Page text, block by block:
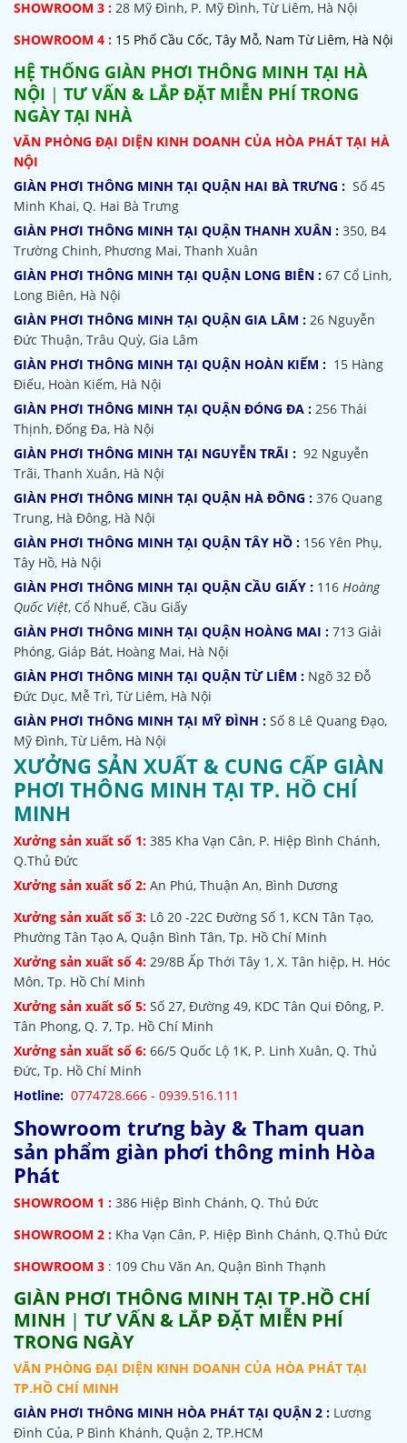
SHOWROOM 3 : 28 Mỹ Đình, P. Mỹ Đình, Từ Liêm, Hà Nội
SHOWROOM 4 : 15 Phố Cầu Cốc, Tây Mỗ, Nam Từ Liêm, Hà Nội
HỆ THỐNG GIÀN PHƠI THÔNG MINH TẠI HÀ
NỘI | TƯ VẤN & LẮP ĐẶT MIỄN PHÍ TRONG
NGÀY TẠI NHÀ
VĂN PHÒNG ĐẠI DIỆN KINH DOANH CỦA HÒA PHÁT TẠI HÀ
NỘI
GIÀN PHƠI THÔNG MINH TẠI QUẬN HAI BÀ TRƯNG : Số 45
Minh Khai, Q. Hai Bà Trưng
GIÀN PHƠI THÔNG MINH TẠI QUẬN THANH XUÂN : 350, B4
Trường Chinh, Phương Mai, Thanh Xuân
GIÀN PHƠI THÔNG MINH TẠI QUẬN LONG BIÊN : 67 Cổ Linh,
Long Biên, Hà Nội
GIÀN PHƠI THÔNG MINH TẠI QUẬN GIA LÂM : 26 Nguyễn
Đức Thuận, Trâu Quỳ, Gia Lâm
GIÀN PHƠI THÔNG MINH TẠI QUẬN HOÀN KIẾM : 15 Hàng
Điếu, Hoàn Kiếm, Hà Nội
GIÀN PHƠI THÔNG MINH TẠI QUẬN ĐÓNG ĐA : 256 Thái
Thịnh, Đống Đa, Hà Nội
GIÀN PHƠI THÔNG MINH TẠI NGUYỄN TRÃI : 92 Nguyễn
Trãi, Thanh Xuân, Hà Nội
GIÀN PHƠI THÔNG MINH TẠI QUẬN HÀ ĐÔNG : 376 Quang
Trung, Hà Đông, Hà Nội
GIÀN PHƠI THÔNG MINH TẠI QUẬN TÂY HỒ : 156 Yên Phụ,
Tây Hồ, Hà Nội
GIÀN PHƠI THÔNG MINH TẠI QUẬN CẦU GIẤY : 116 Hoàng
Quốc Việt, Cổ Nhuế, Cầu Giấy
GIÀN PHƠI THÔNG MINH TẠI QUẬN HOÀNG MAI : 713 Giải
Phóng, Giáp Bát, Hoàng Mai, Hà Nội
GIÀN PHƠI THÔNG MINH TẠI QUẬN TỪ LIÊM : Ngõ 32 Đỗ
Đức Dục, Mễ Trì, Từ Liêm, Hà Nội
GIÀN PHƠI THÔNG MINH TẠI MỸ ĐÌNH : Số 8 Lê Quang Đạo,
Mỹ Đình, Từ Liêm, Hà Nội
XƯỞNG SẢN XUẤT & CUNG CẤP GIÀN
PHƠI THÔNG MINH TẠI TP. HỒ CHÍ
MINH
Xưởng sản xuất số 1: 385 Kha Vạn Cân, P. Hiệp Bình Chánh,
Q.Thủ Đức
Xưởng sản xuất số 2: An Phú, Thuận An, Bình Dương
Xưởng sản xuất số 3: Lô 20 -22C Đường Số 1, KCN Tân Tạo,
Phường Tân Tạo A, Quận Bình Tân, Tp. Hồ Chí Minh
Xưởng sản xuất số 4: 29/8B Ấp Thới Tây 1, X. Tân hiệp, H. Hóc
Môn, Tp. Hồ Chí Minh
Xưởng sản xuất số 5: Số 27, Đường 49, KDC Tân Qui Đông, P.
Tân Phong, Q. 7, Tp. Hồ Chí Minh
Xưởng sản xuất số 6: 66/5 Quốc Lộ 1K, P. Linh Xuân, Q. Thủ
Đức, Tp. Hồ Chí Minh
Hotline: 0774728.666 - 0939.516.111
Showroom trưng bày & Tham quan
sản phẩm giàn phơi thông minh Hòa
Phát
SHOWROOM 1 : 386 Hiệp Bình Chánh, Q. Thủ Đức
SHOWROOM 2 : Kha Vạn Cân, P. Hiệp Bình Chánh, Q.Thủ Đức
SHOWROOM 3 : 109 Chu Văn An, Quận Bình Thạnh
GIÀN PHƠI THÔNG MINH TẠI TP.HỒ CHÍ
MINH | TƯ VẤN & LẮP ĐẶT MIỄN PHÍ
TRONG NGÀY
VĂN PHÒNG ĐẠI DIỆN KINH DOANH CỦA HÒA PHÁT TẠI
TP.HỒ CHÍ MINH
GIÀN PHƠI THÔNG MINH HÒA PHÁT TẠI QUẬN 2 : Lương
Đình Của, P Bình Khánh, Quận 2, TP.HCM